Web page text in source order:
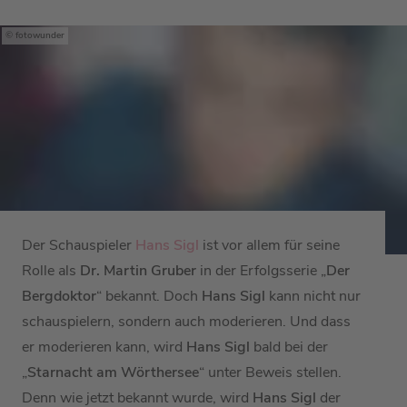
fotowunder
Der Schauspieler Hans Sigl ist vor allem für seine
Rolle als Dr. Martin Gruber in der Erfolgsserie „Der
Bergdoktor“ bekannt. Doch Hans Sigl kann nicht nur
schauspielern, sondern auch moderieren. Und dass
er moderieren kann, wird Hans Sigl bald bei der
„Starnacht am Wörthersee“ unter Beweis stellen.
Denn wie jetzt bekannt wurde, wird Hans Sigl der